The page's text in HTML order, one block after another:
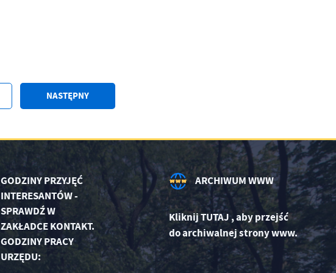
NASTĘPNY
GODZINY PRZYJĘĆ
INTERESANTÓW -
SPRAWDŹ W
ZAKŁADCE KONTAKT.
GODZINY PRACY
URZĘDU:
ARCHIWUM WWW
KliknijTUTAJ,aby przejść
do archiwalnej strony www.